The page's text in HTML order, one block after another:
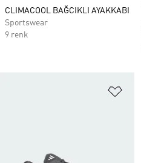
CLIMACOOL BAĞCIKLI AYAKKABI
Sportswear
9 renk